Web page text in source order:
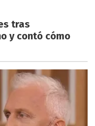
tras
y contó cómo